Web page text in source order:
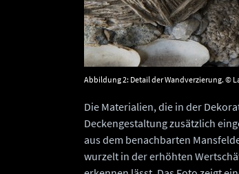
Abbildung 2: Detail der Wandverzierung. ©
Die Materialien, die in der
Deckengestaltung zusätzlich
aus dem benachbarten
wurzelt in der erhöhten